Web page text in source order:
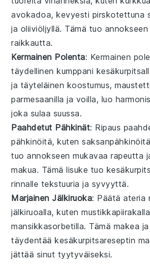
avokadoa, kevyesti pirskotettuna
ja oliiviöljyllä. Tämä tuo
raikkautta.
Kermainen Polenta: Kermainen
täydellinen kumppani
ja täyteläinen koostumus,
parmesaanilla ja voilla, luo
joka sulaa suussa.
Paahdetut Pähkinät: Ripaus
pähkinöitä, kutensaksanpähkinöitä
tuo annokseen mukavaa rapeutta
makua. Tämä lisuke tuo
rinnalle tekstuuria ja syvyyttä.
Marjainen Jälkiruoka: Päätä ateria
jälkiruoalla, kutenmustikkapiirakalla
mansikkasorbetilla. Tämä makea
täydentääkesäkurpitsareseptin
jättää sinut tyytyväiseksi.